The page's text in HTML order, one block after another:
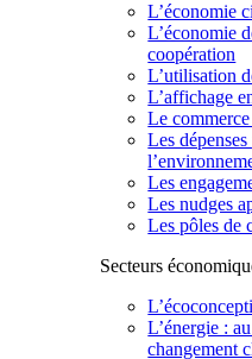
L’économie
L’économie
coopération
L’utilisation
L’affichage
Le
Les
Les
Les nudges
Les pôles de
Secteurs
L’énergie :
changement